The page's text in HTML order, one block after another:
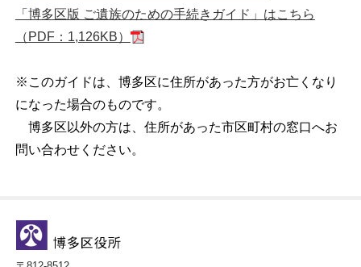
「博多区版 ご遺族のための手続きガイド」はこちら
（PDF：1,126KB）
※このガイドは、博多区に住所があった方がお亡くなり
になった場合のものです。
博多区以外の方は、住所があった市区町村の窓口へお
問い合わせください。